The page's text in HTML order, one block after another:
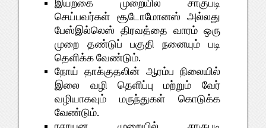
செய்பவர்கள் சூடோமோனஸ் அல்லது
பேஸ்இல்லெஸ் திரவத்தை வாரம் ஒரு
முறை தண்டுப் பகுதி நனையும் படி
தெளிக்க வேண்டும்.
நோய் தாக்குதலின் ஆரம்ப நிலையில்
இலை வழி தெளிப்பு மற்றும் வேர்
வழியாகவும் மருந்துகள் கொடுக்க
வேண்டும்.